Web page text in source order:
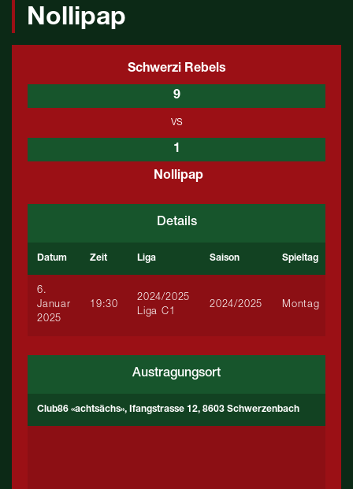
Nollipap
Schwerzi Rebels
9
vs
1
Nollipap
Details
Datum Zeit Liga Saison Spieltag
6.
Januar
2025
19:30
2024/2025
Liga C1
2024/2025 Montag
Austragungsort
Club86 «achtsächs», Ifangstrasse 12, 8603 Schwerzenbach